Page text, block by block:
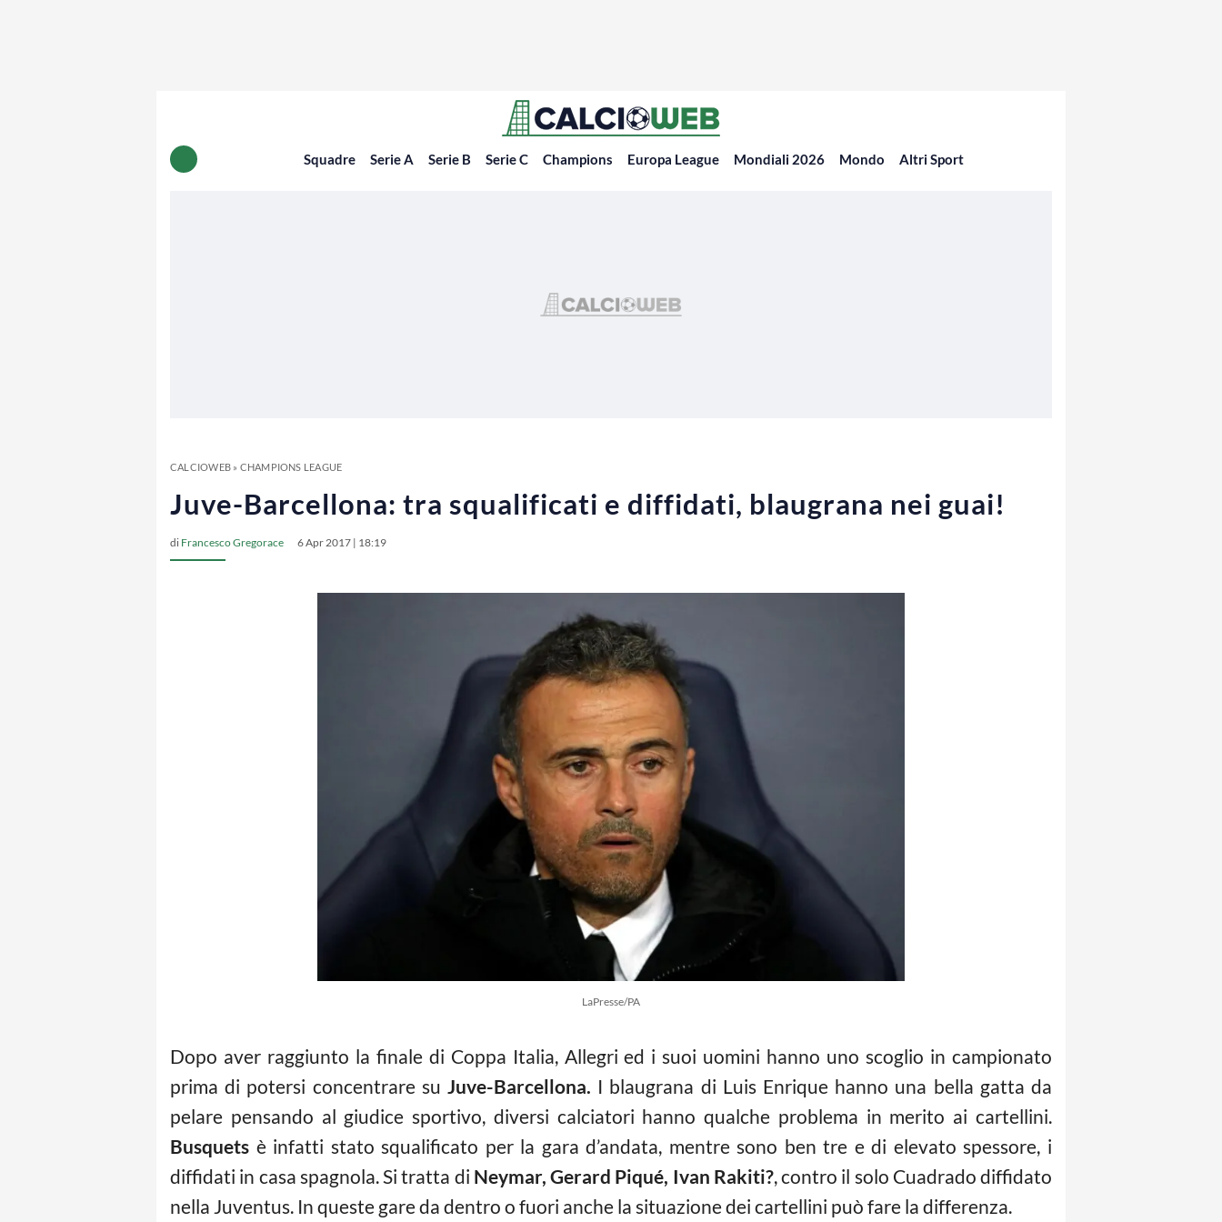
Squadre Serie A Serie B Serie C Champions Europa League Mondiali 2026 Mondo Altri Sport
CALCIOWEB» CHAMPIONS LEAGUE
Juve-Barcellona: tra squalificati e diffidati, blaugrana nei guai!
di Francesco Gregorace 6 Apr 2017 | 18:19
LaPresse/PA
Dopo aver raggiunto la finale di Coppa Italia, Allegri ed i suoi uomini hanno uno scoglio in campionato
prima di potersi concentrare su Juve-Barcellona. I blaugrana di Luis Enrique hanno una bella gatta da
pelare pensando al giudice sportivo, diversi calciatori hanno qualche problema in merito ai cartellini.
Busquets è infatti stato squalificato per la gara d’andata, mentre sono ben tre e di elevato spessore, i
diffidati in casa spagnola. Si tratta di Neymar, Gerard Piqué, Ivan Rakiti?, contro il solo Cuadrado diffidato
nella Juventus. In queste gare da dentro o fuori anche la situazione dei cartellini può fare la differenza.